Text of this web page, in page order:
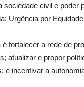
sociedade civil e poder
Urgência por
fortalecer a rede de
atualizar e propor
e incentivar a